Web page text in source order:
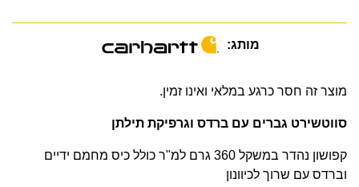
מותג:
מוצר זה חסר כרגע במלאי ואינו זמין.
סווטשירט גברים עם ברדס וגרפיקת תילתן
קפושון נהדר במשקל 360 גרם למ"ר כולל כיס מחמם ידיים
וברדס עם שרוך לכיוונון